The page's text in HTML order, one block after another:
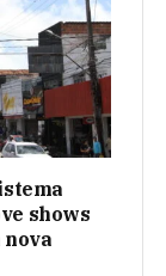
shows